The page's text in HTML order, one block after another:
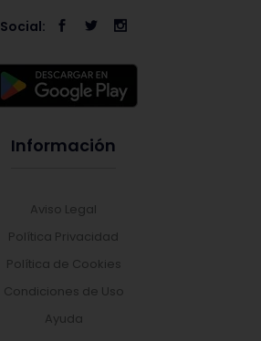
Social:
Información
Aviso Legal
Política Privacidad
Política de Cookies
Condiciones de Uso
Ayuda